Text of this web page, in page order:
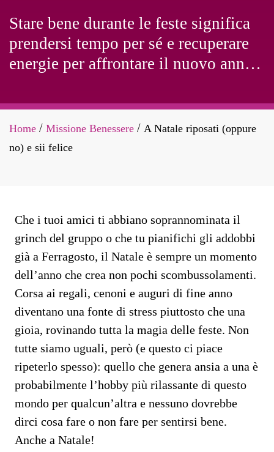
Stare bene durante le feste significa
prendersi tempo per sé e recuperare
energie per affrontare il nuovo anno
Home / Missione Benessere / A Natale riposati (oppure
no) e sii felice
Che i tuoi amici ti abbiano soprannominata il
grinch del gruppo o che tu pianifichi gli addobbi
già a Ferragosto, il Natale è sempre un momento
dell’anno che crea non pochi scombussolamenti.
Corsa ai regali, cenoni e auguri di fine anno
diventano una fonte di stress piuttosto che una
gioia, rovinando tutta la magia delle feste. Non
tutte siamo uguali, però (e questo ci piace
ripeterlo spesso): quello che genera ansia a una è
probabilmente l’hobby più rilassante di questo
mondo per qualcun’altra e nessuno dovrebbe
dirci cosa fare o non fare per sentirsi bene.
Anche a Natale!